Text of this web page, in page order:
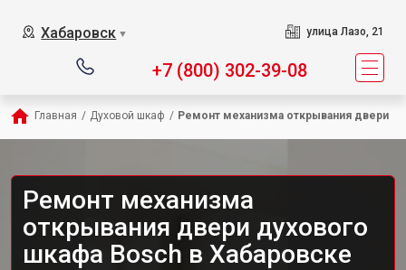
Хабаровск ▼ улица Лазо, 21
+7 (800) 302-39-08
Главная / Духовой шкаф / Ремонт механизма открывания двери
Ремонт механизма
открывания двери духового
шкафа Bosch в Хабаровске